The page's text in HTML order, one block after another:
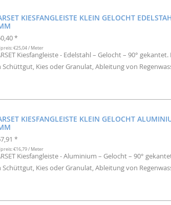
KIESFANGLEISTE KLEIN GELOCHT
*
€25,04 / Meter
Kiesfangleiste - Edelstahl – Gelocht – 90°
Schüttgut, Kies oder Granulat, Ableitung von
KIESFANGLEISTE KLEIN GELOCHT
*
€16,79 / Meter
Kiesfangleiste - Aluminium – Gelocht – 90°
Schüttgut, Kies oder Granulat, Ableitung von